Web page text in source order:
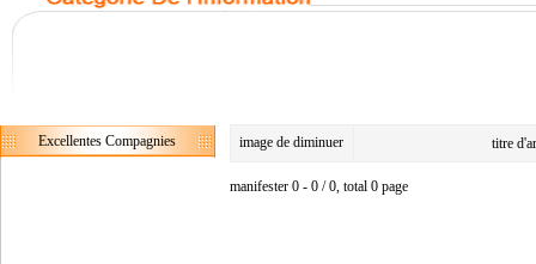
Excellentes Compagnies image de diminuer titre
manifester 0 - 0 / 0, total 0 page